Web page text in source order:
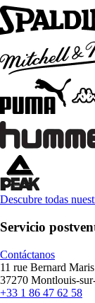
Descubre todas
Servicio
Contáctanos
11 rue Bernard Maris
37270 Montlouis-
+33 1 86 47 62 58